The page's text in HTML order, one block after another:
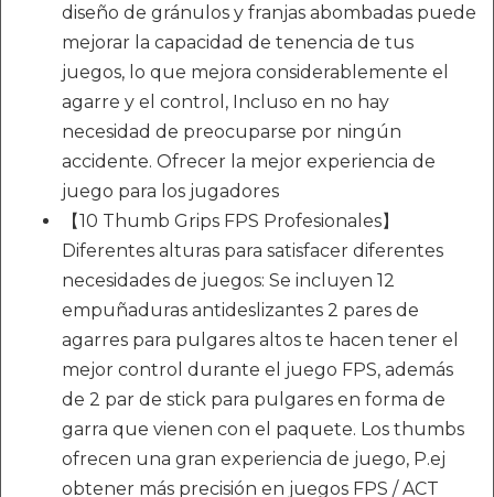
diseño de gránulos y franjas abombadas puede
mejorar la capacidad de tenencia de tus
juegos, lo que mejora considerablemente el
agarre y el control, Incluso en no hay
necesidad de preocuparse por ningún
accidente. Ofrecer la mejor experiencia de
juego para los jugadores
【10 Thumb Grips FPS Profesionales】
Diferentes alturas para satisfacer diferentes
necesidades de juegos: Se incluyen 12
empuñaduras antideslizantes 2 pares de
agarres para pulgares altos te hacen tener el
mejor control durante el juego FPS, además
de 2 par de stick para pulgares en forma de
garra que vienen con el paquete. Los thumbs
ofrecen una gran experiencia de juego, P.ej
obtener más precisión en juegos FPS / ACT